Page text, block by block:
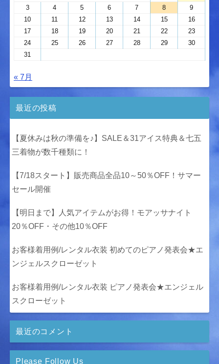
3
4 5 6 7 8
9
10
11 12 13 14 15
16
17
18 19 20 21 22
23
24
25 26 27 28 29
30
31
« 7月
最近の投稿
【夏休みは秋の準備を♪】SALE＆31アイス特典＆七五
三着物が数千種類に！
【7/18スタート】販売商品全品10～50％OFF！サマー
セール開催
【明日まで】人気アイテムがお得！モアッサナイト
20％OFF・その他10％OFF
お客様着用例/レンタル衣装 初めてのピアノ発表会★エ
ンジェルスクローゼット
お客様着用例/レンタル衣装 ピアノ発表会★エンジェル
スクローゼット
最近のコメント
Please Follow Us